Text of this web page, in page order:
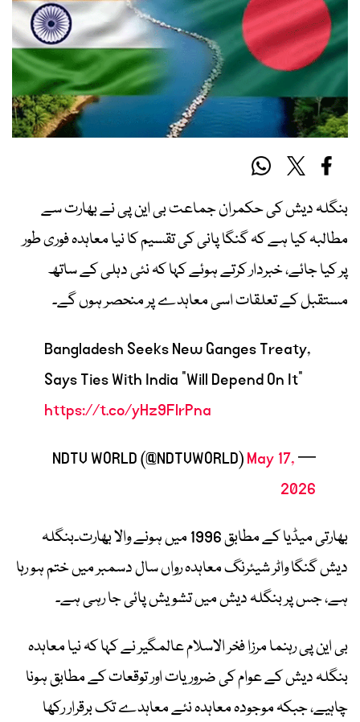
بنگلہ دیش کی حکمران جماعت بی این پی نے بھارت سے
مطالبہ کیا ہے کہ گنگا پانی کی تقسیم کا نیا معاہدہ فوری طور
پر کیا جائے، خبردار کرتے ہوئے کہا کہ نئی دہلی کے ساتھ
مستقبل کے تعلقات اسی معاہدے پر منحصر ہوں گے۔
Bangladesh Seeks New Ganges Treaty,
Says Ties With India "Will Depend On It"
https://t.co/yHz9FlrPna
— NDTV WORLD (@NDTVWORLD)
May 17,
2026
بھارتی میڈیا کے مطابق 1996 میں ہونے والا بھارت۔بنگلہ
دیش گنگا واٹر شیئرنگ معاہدہ رواں سال دسمبر میں ختم ہو رہا
ہے، جس پر بنگلہ دیش میں تشویش پائی جا رہی ہے۔
بی این پی رہنما مرزا فخر الاسلام عالمگیر نے کہا کہ نیا معاہدہ
بنگلہ دیش کے عوام کی ضروریات اور توقعات کے مطابق ہونا
چاہیے، جبکہ موجودہ معاہدہ نئے معاہدے تک برقرار رکھا